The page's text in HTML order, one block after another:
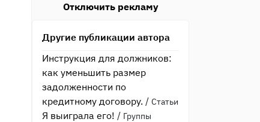
Отключить рекламу
Другие публикации автора
Инструкция для должников:
как уменьшить размер
задолженности по
кредитному договору. / Статьи
Я выиграла его! / Группы